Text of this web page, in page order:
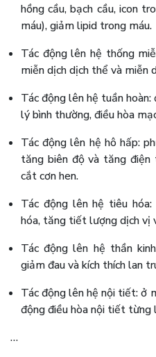
hồng cầu, bạch cầu, icon
máu), giảm lipid trong máu.
Tác động lên hệ thống
miễn dịch dịch thể và miễn
Tác động lên hệ tuần
lý bình thường, điều hòa
Tác động lên hệ hô hấp:
tăng biên độ và tăng điện
cắt cơn hen.
Tác động lên hệ tiêu
hóa, tăng tiết lượng dịch vị
Tác động lên hệ thần
giảm đau và kích thích lan
Tác động lên hệ nội tiết: ở
động điều hòa nội tiết từng
…